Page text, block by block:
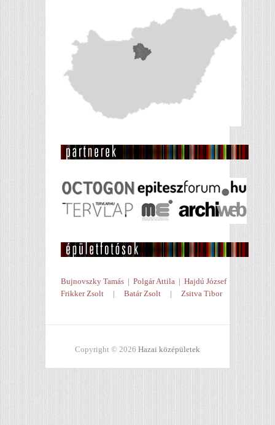
Bujnovszky Tamás | Polgár Attila | Hajdú József
Frikker Zsolt | Batár Zsolt | Zsitva Tibor
Copyright © 2026 Hazai középületek